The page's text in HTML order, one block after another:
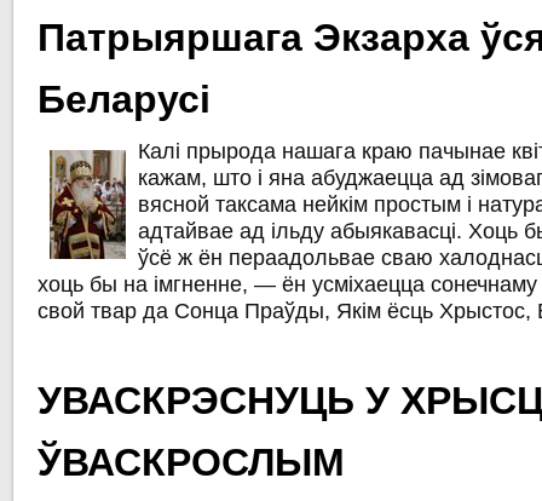
Патрыяршага Экзарха
Беларусі
Калі прырода нашага краю пачынае
кажам, што і яна абуджаецца ад
вясной таксама нейкім простым і
адтайвае ад ільду абыякавасці. Хоць
ўсё ж ён пераадольвае сваю
хоць бы на імгненне, — ён усміхаецца сонечнаму
свой твар да Сонца Праўды, Якім ёсць Хрыстос,
УВАСКРЭСНУЦЬ У
ЎВАСКРОСЛЫМ